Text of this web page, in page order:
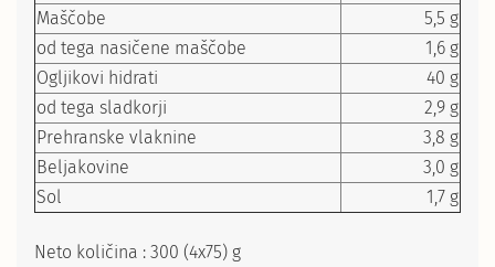
Maščobe
5,5 g
od tega nasičene maščobe
1,6 g
Ogljikovi hidrati
40 g
od tega sladkorji
2,9 g
Prehranske vlaknine
3,8 g
Beljakovine
3,0 g
Sol
1,7 g
Neto količina : 300 (4x75) g